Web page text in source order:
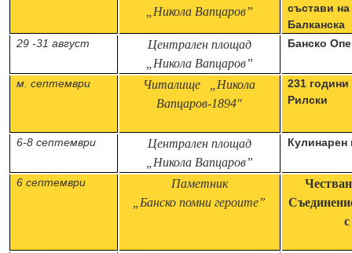
„Никола Вапцаров”
състави
Балканска
29 -31 август
Централен площад
„Никола Вапцаров”
Банско
м. септември Читалище „Никола
Вапцаров-1894"
231
Рилски
6-8 септември
Централен площад
„Никола Вапцаров”
Кулинарен
6 септември
Паметник
„Банско помни героите”